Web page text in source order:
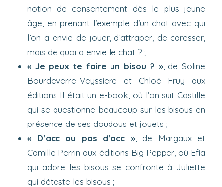
notion de consentement dès le plus jeune
âge, en prenant l’exemple d’un chat avec qui
l’on a envie de jouer, d’attraper, de caresser,
mais de quoi a envie le chat ? ;
« Je peux te faire un bisou ? », de Soline
Bourdeverre-Veyssiere et Chloé Fruy aux
éditions Il était un e-book, où l’on suit Castille
qui se questionne beaucoup sur les bisous en
présence de ses doudous et jouets ;
« D’acc ou pas d’acc », de Margaux et
Camille Perrin aux éditions Big Pepper, où Efia
qui adore les bisous se confronte à Juliette
qui déteste les bisous ;